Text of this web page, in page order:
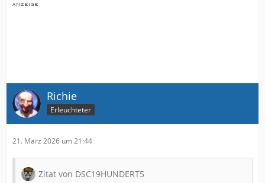
Richie
Erleuchteter
21. März 2026 um 21:44
Zitat von DSC19HUNDERT5